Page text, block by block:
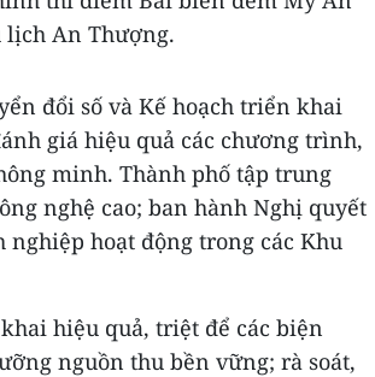
lịch An Thượng.
đổi số và Kế hoạch triển khai
giá hiệu quả các chương trình,
minh. Thành phố tập trung
nghệ cao; ban hành Nghị quyết
hoạt động trong các Khu
hiệu quả, triệt để các biện
nguồn thu bền vững; rà soát,